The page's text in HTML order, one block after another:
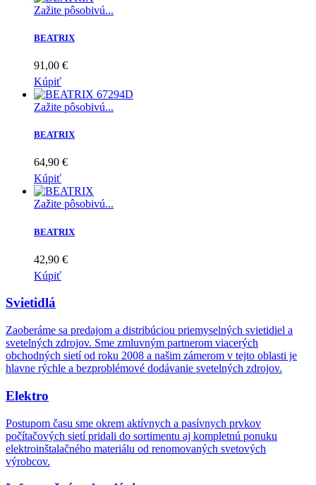
Zažite pôsobivú...
BEATRIX
91,00 €
Kúpiť
Zažite pôsobivú...
BEATRIX
64,90 €
Kúpiť
Zažite pôsobivú...
BEATRIX
42,90 €
Kúpiť
Svietidlá
Zaoberáme sa predajom a distribúciou priemyselných svietidiel a
svetelných zdrojov. Sme zmluvným partnerom viacerých
obchodných sietí od roku 2008 a našim zámerom v tejto oblasti je
hlavne rýchle a bezproblémové dodávanie svetelných zdrojov.
Elektro
Postupom času sme okrem aktívnych a pasívnych prvkov
počítačových sietí pridali do sortimentu aj kompletnú ponuku
elektroinštalačného materiálu od renomovaných svetových
výrobcov.